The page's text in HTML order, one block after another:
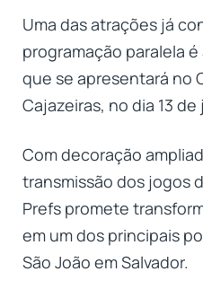
Uma das atrações já
programação paralela
que se apresentará no
Cajazeiras, no dia 13 de
Com decoração
transmissão dos jogos
Prefs promete
em um dos principais
São João em Salvador.